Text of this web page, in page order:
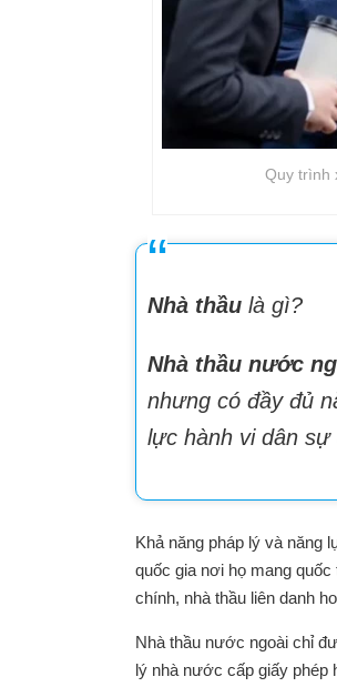
Quy trình
Nhà thầu là gì?
Nhà thầu nước
nhưng có đầy đủ
lực hành vi dân sự
Khả năng pháp lý và năng
quốc gia nơi họ mang
chính, nhà thầu liên danh
Nhà thầu nước ngoài chỉ
lý nhà nước cấp giấy phép